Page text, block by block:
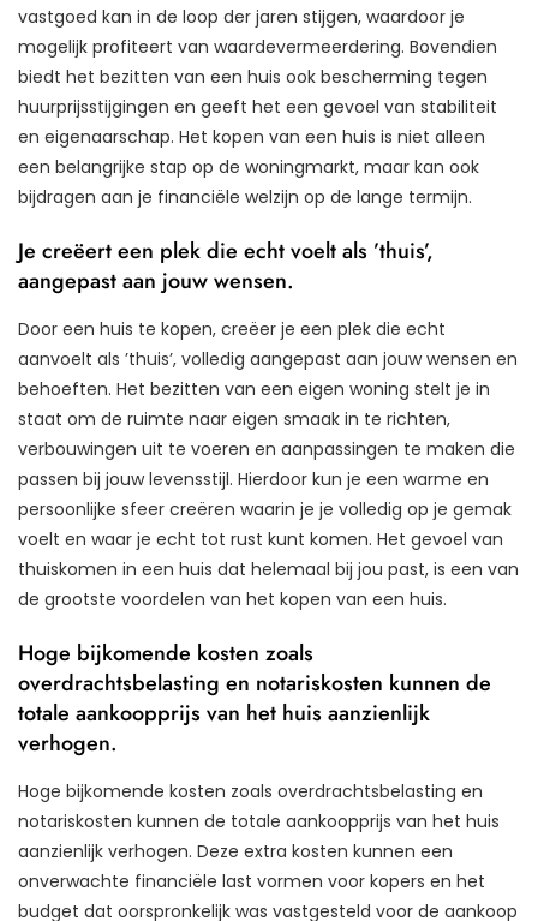
vastgoed kan in de loop der jaren stijgen, waardoor je
mogelijk profiteert van waardevermeerdering. Bovendien
biedt het bezitten van een huis ook bescherming tegen
huurprijsstijgingen en geeft het een gevoel van stabiliteit
en eigenaarschap. Het kopen van een huis is niet alleen
een belangrijke stap op de woningmarkt, maar kan ook
bijdragen aan je financiële welzijn op de lange termijn.
Je creëert een plek die echt voelt als ’thuis’,
aangepast aan jouw wensen.
Door een huis te kopen, creëer je een plek die echt
aanvoelt als ’thuis’, volledig aangepast aan jouw wensen en
behoeften. Het bezitten van een eigen woning stelt je in
staat om de ruimte naar eigen smaak in te richten,
verbouwingen uit te voeren en aanpassingen te maken die
passen bij jouw levensstijl. Hierdoor kun je een warme en
persoonlijke sfeer creëren waarin je je volledig op je gemak
voelt en waar je echt tot rust kunt komen. Het gevoel van
thuiskomen in een huis dat helemaal bij jou past, is een van
de grootste voordelen van het kopen van een huis.
Hoge bijkomende kosten zoals
overdrachtsbelasting en notariskosten kunnen de
totale aankoopprijs van het huis aanzienlijk
verhogen.
Hoge bijkomende kosten zoals overdrachtsbelasting en
notariskosten kunnen de totale aankoopprijs van het huis
aanzienlijk verhogen. Deze extra kosten kunnen een
onverwachte financiële last vormen voor kopers en het
budget dat oorspronkelijk was vastgesteld voor de aankoop